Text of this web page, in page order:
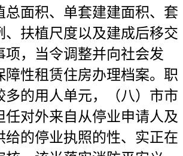
总面积、单套建建面积、套
、扶植尺度以及建成后移交
项，当令调整并向社会发
障性租赁住房办理档案。职
多的用人单元，（八）市市
任对外来自从停业申请人及
给的停业执照的性、实正在